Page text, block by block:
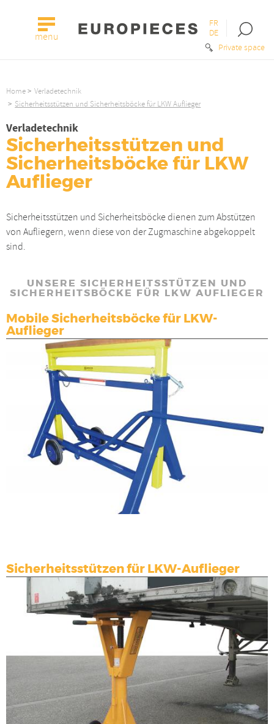
menu
Private space
FR
DE
Open
Home
Verladetechnik
Sicherheitsstützen und Sicherheitsböcke für LKW Auflieger
Verladetechnik
Sicherheitsstützen und
Sicherheitsböcke für LKW
Auflieger
Sicherheitsstützen und Sicherheitsböcke dienen zum Abstützen
von Aufliegern, wenn diese von der Zugmaschine abgekoppelt
sind.
UNSERE SICHERHEITSSTÜTZEN UND
SICHERHEITSBÖCKE FÜR LKW AUFLIEGER
Mobile Sicherheitsböcke für LKW-
Auflieger
Sicherheitsstützen für LKW-Auflieger